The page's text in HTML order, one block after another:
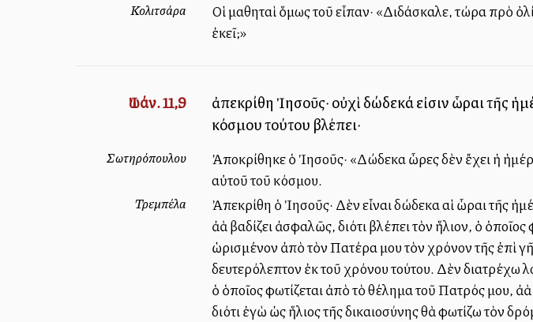
Κολιτσάρα
Οἱ μαθηταὶ ὅμως τοῦ εἶπαν· «Διδάσκαλε, τώρα πρὸ
ἐκεῖ;»
Ἰωάν. 11,9
ἀπεκρίθη Ἰησοῦς· οὐχὶ δώδεκά εἰσιν ὧραι τῆς
κόσμου τούτου βλέπει·
Σωτηρόπουλου
Ἀποκρίθηκε ὁ Ἰησοῦς· «Δώδεκα ὧρες δὲν ἔχει ἡ
αὐτοῦ τοῦ κόσμου.
Τρεμπέλα
Ἀπεκρίθη ὁ Ἰησοῦς· Δὲν εἶναι δώδεκα αἱ ὧραι τῆς
ἀλλὰ βαδίζει ἀσφαλῶς, διότι βλέπει τὸν ἥλιον, ὁ
ὡρισμένον ἀπὸ τὸν Πατέρα μου τὸν χρόνον τῆς ἐπὶ
δευτερόλεπτον ἐκ τοῦ χρόνου τούτου. Δὲν διατρέχω
ὁ ὁποῖος φωτίζεται ἀπὸ τὸ θέλημα τοῦ Πατρός μου,
διότι ἐγὼ ὡς ἥλιος τῆς δικαιοσύνης θὰ φωτίζω τὸν